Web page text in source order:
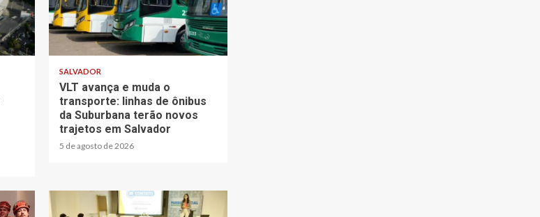
3 min read
SALVADOR
VLT avança e muda o
transporte: linhas de ônibus
da Suburbana terão novos
trajetos em Salvador
5 de agosto de 2026